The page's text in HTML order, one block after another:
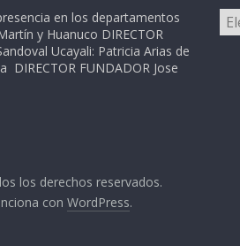
en los departamentos
y Huanuco DIRECTOR
Ucayali: Patricia Arias de
DIRECTOR FUNDADOR Jose
los derechos reservados.
con WordPress.